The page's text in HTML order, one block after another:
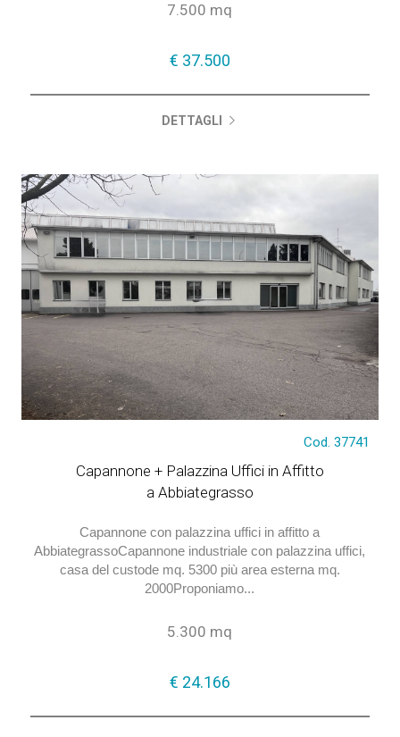
7.500 mq
€ 37.500
DETTAGLI
Cod. 37741
Capannone + Palazzina Uffici in Affitto
a Abbiategrasso
Capannone con palazzina uffici in affitto a
AbbiategrassoCapannone industriale con palazzina uffici,
casa del custode mq. 5300 più area esterna mq.
2000Proponiamo...
5.300 mq
€ 24.166